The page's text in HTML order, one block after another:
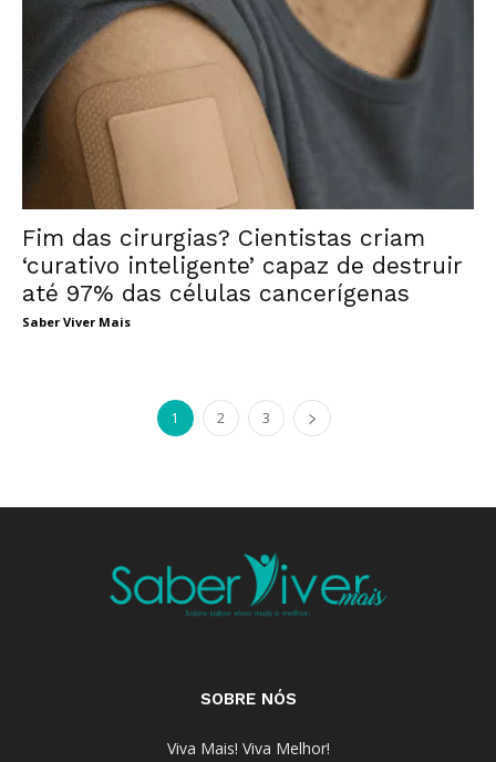
Fim das cirurgias? Cientistas criam
‘curativo inteligente’ capaz de destruir
até 97% das células cancerígenas
Saber Viver Mais
1 2 3
SOBRE NÓS
Viva Mais! Viva Melhor!